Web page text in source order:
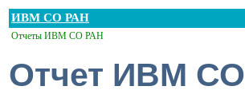
ИВМ СО РАН
Отчеты ИВМ СО РАН
Отчет ИВМ СО